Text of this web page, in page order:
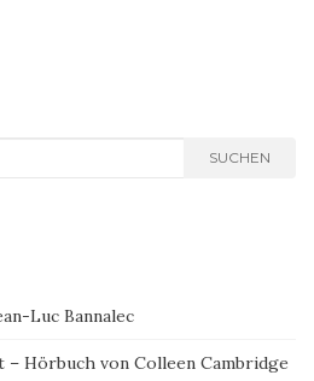
SUCHEN
Luc Bannalec
Hörbuch von Colleen Cambridge